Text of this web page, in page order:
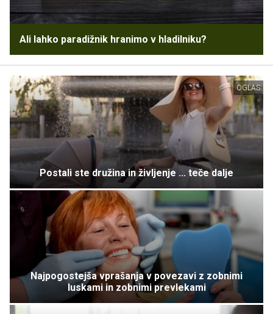
Ali lahko paradižnik hranimo v hladilniku?
OGLAS
Postali ste družina in življenje ... teče dalje
Najpogostejša vprašanja v povezavi z zobnimi
luskami in zobnimi prevlekami